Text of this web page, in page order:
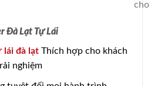
cho
Đà Lạt Tự Lái
lái đà lạt Thích hợp cho khách
nghiệm